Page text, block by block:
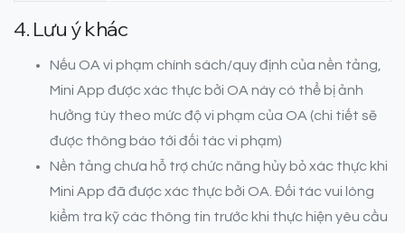
4. Lưu ý khác
Nếu OA vi phạm chính sách/quy định của nền tảng,
Mini App được xác thực bởi OA này có thể bị ảnh
hưởng tùy theo mức độ vi phạm của OA (chi tiết sẽ
được thông báo tới đối tác vi phạm)
Nền tảng chưa hỗ trợ chức năng hủy bỏ xác thực khi
Mini App đã được xác thực bởi OA. Đối tác vui lòng
kiểm tra kỹ các thông tin trước khi thực hiện yêu cầu